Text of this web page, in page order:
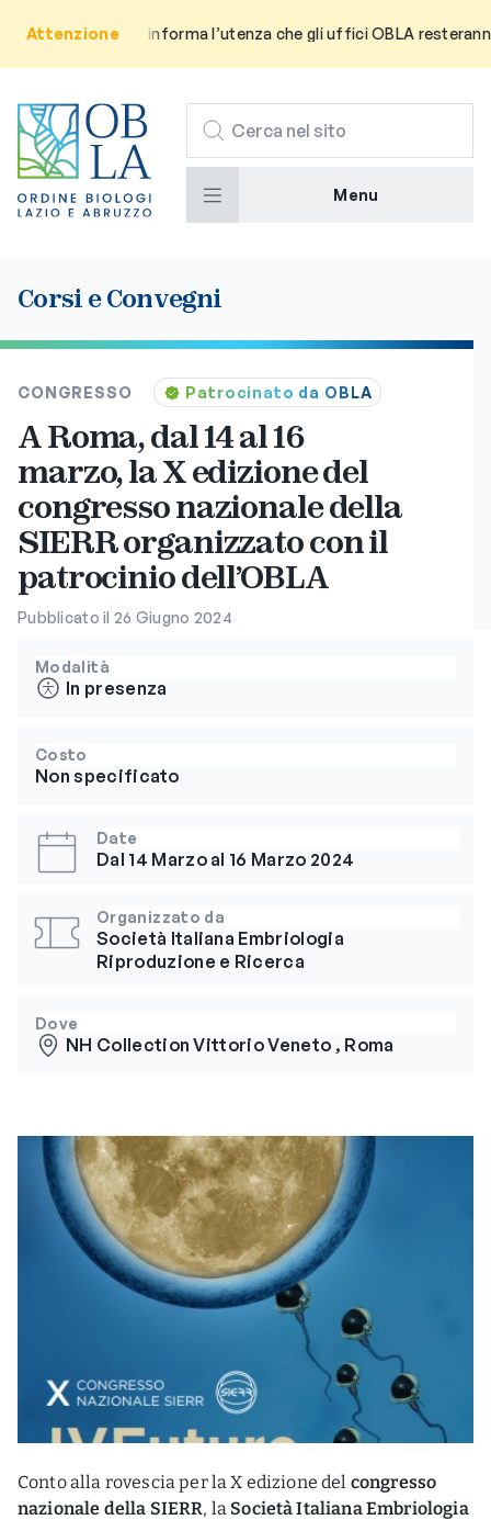
Attenzione
Avviso: Si informa l’utenza che gli uffici OBLA resteranno
CERCA
Menu
Corsi e Convegni
CONGRESSO Patrocinato da OBLA
A Roma, dal 14 al 16
marzo, la X edizione del
congresso nazionale della
SIERR organizzato con il
patrocinio dell’OBLA
Pubblicato il 26 Giugno 2024
Modalità
In presenza
Costo
Non specificato
Date
Dal 14 Marzo al 16 Marzo 2024
Organizzato da
Società Italiana Embriologia
Riproduzione e Ricerca
Dove
NH Collection Vittorio Veneto , Roma
Conto alla rovescia per la X edizione del congresso
nazionale della SIERR, la Società Italiana Embriologia